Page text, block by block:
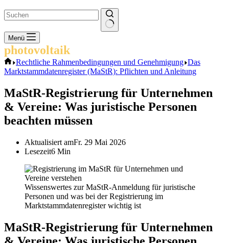
Keine
Ergebnisse
Menü
photovoltaik
Start
Rechtliche Rahmenbedingungen und Genehmigung Das
Marktstammdatenregister (MaStR): Pflichten und Anleitung
MaStR-Registrierung für Unternehmen
& Vereine: Was juristische Personen
beachten müssen
Aktualisiert amFr. 29 Mai 2026
Lesezeit6 Min
Wissenswertes zur MaStR-Anmeldung für juristische
Personen und was bei der Registrierung im
Marktstammdatenregister wichtig ist
MaStR-Registrierung für Unternehmen